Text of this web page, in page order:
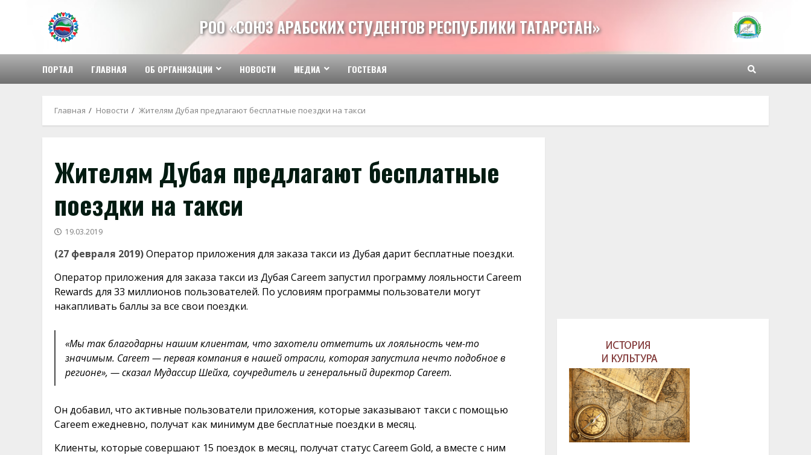
содержимому
РОО «СОЮЗ АРАБСКИХ СТУДЕНТОВ РЕСПУБЛИКИ ТАТАРСТАН»
ПОРТАЛ ГЛАВНАЯ ОБ ОРГАНИЗАЦИИ НОВОСТИ МЕДИА ГОСТЕВАЯ
Главная Новости Жителям Дубая предлагают бесплатные поездки на такси
Жителям Дубая предлагают бесплатные
поездки на такси
19.03.2019
(27 февраля 2019)Оператор приложения для заказа такси из Дубая дарит бесплатные поездки.
Оператор приложения для заказа такси из Дубая Careem запустил программу лояльности Careem
Rewards для 33 миллионов пользователей. По условиям программы пользователи могут
накапливать баллы за все свои поездки.
«Мы так благодарны нашим клиентам, что захотели отметить их лояльность чем-то
значимым. Careem — первая компания в нашей отрасли, которая запустила нечто подобное в
регионе», — сказал Мудассир Шейха, соучредитель и генеральный директор Careem.
Он добавил, что активные пользователи приложения, которые заказывают такси с помощью
Careem ежедневно, получат как минимум две бесплатные поездки в месяц.
Клиенты, которые совершают 15 поездок в месяц, получат статус Careem Gold, а вместе с ним